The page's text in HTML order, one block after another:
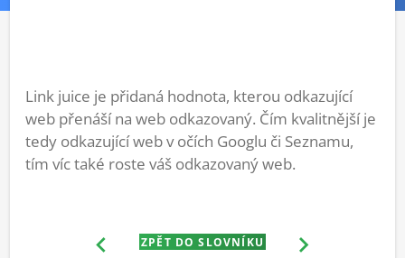
Link juice je přidaná hodnota, kterou odkazující
web přenáší na web odkazovaný. Čím kvalitnější je
tedy odkazující web v očích Googlu či Seznamu,
tím víc také roste váš odkazovaný web.
ZPĚT DO SLOVNÍKU